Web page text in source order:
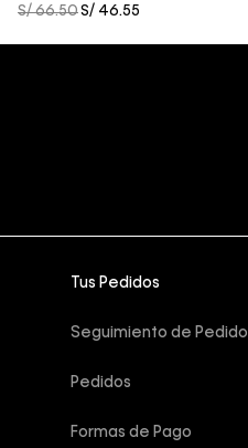
S/ 66.50S/ 46.55
Tus Pedidos
Seguimiento de Pedido
Pedidos
Formas de Pago